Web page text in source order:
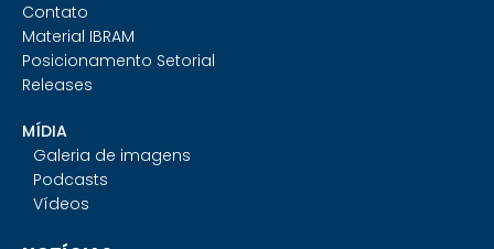
Contato
Material IBRAM
Posicionamento Setorial
Releases
MÍDIA
Galeria de imagens
Podcasts
Vídeos